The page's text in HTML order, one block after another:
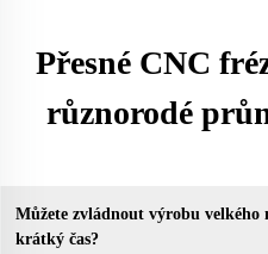
Přesné CNC
různorodé
Můžete zvládnout výrobu velkého
krátký čas?